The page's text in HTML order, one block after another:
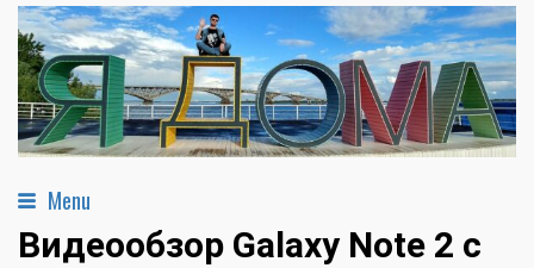
Menu
Видеообзор Galaxy Note 2 с